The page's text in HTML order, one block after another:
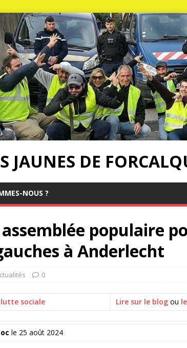
JAUNES DE
NOUS ?
populaire
à Anderlecht
0
sociale Lire sur le blog ou
le 25 août 2024